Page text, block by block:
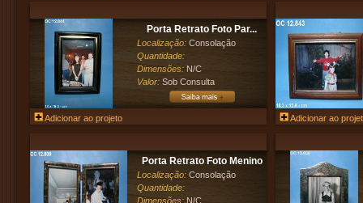
Porta Retrato Foto Par...
Localização: Consolação
Quantidade:
Dimensões: N/C
Valor: Sob Consulta
Adicionar ao projeto Adicionar ao
Porta Retrato Foto Menino
Localização: Consolação
Quantidade:
Dimensões: N/C